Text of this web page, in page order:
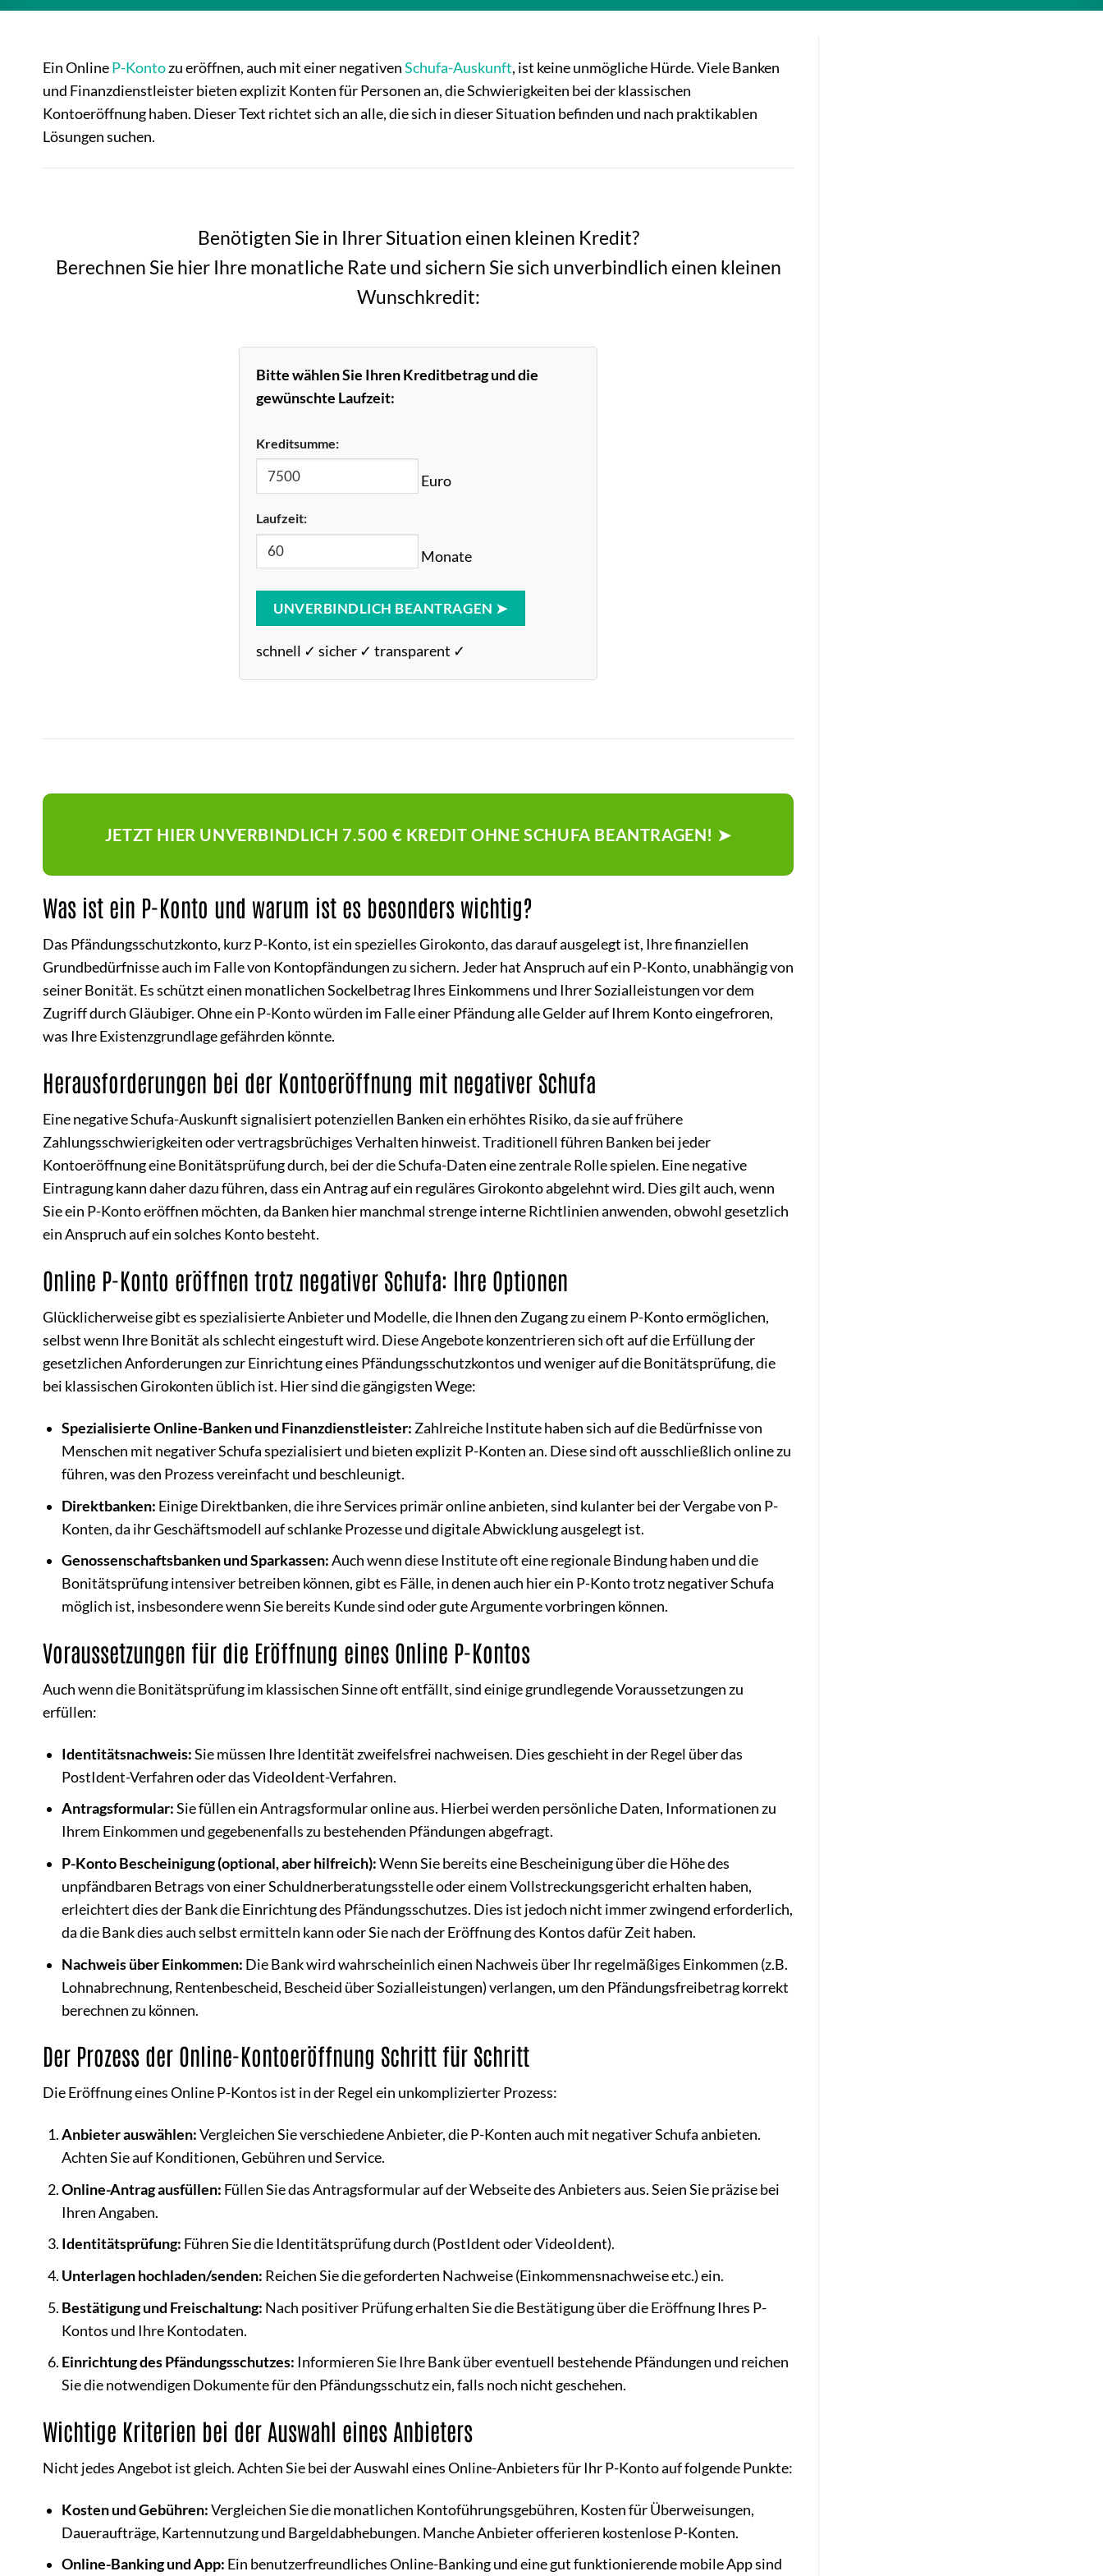
Ein OnlineP-Kontozu eröffnen, auch mit einer negativenSchufa-Auskunft, ist keine unmögliche Hürde. Viele Banken
und Finanzdienstleister bieten explizit Konten für Personen an, die Schwierigkeiten bei der klassischen
Kontoeröffnung haben. Dieser Text richtet sich an alle, die sich in dieser Situation befinden und nach praktikablen
Lösungen suchen.
Benötigten Sie in Ihrer Situation einen kleinen Kredit?
Berechnen Sie hier Ihre monatliche Rate und sichern Sie sich unverbindlich einen kleinen
Wunschkredit:
Bitte wählen Sie Ihren Kreditbetrag und die
gewünschte Laufzeit:
Kreditsumme:
Euro
Laufzeit:
Monate
UNVERBINDLICH BEANTRAGEN ➤
schnell ✓ sicher ✓ transparent ✓
JETZT HIER UNVERBINDLICH 7.500 € KREDIT OHNE SCHUFA BEANTRAGEN! ➤
Was ist ein P-Konto und warum ist es besonders wichtig?
Das Pfändungsschutzkonto, kurz P-Konto, ist ein spezielles Girokonto, das darauf ausgelegt ist, Ihre finanziellen
Grundbedürfnisse auch im Falle von Kontopfändungen zu sichern. Jeder hat Anspruch auf ein P-Konto, unabhängig von
seiner Bonität. Es schützt einen monatlichen Sockelbetrag Ihres Einkommens und Ihrer Sozialleistungen vor dem
Zugriff durch Gläubiger. Ohne ein P-Konto würden im Falle einer Pfändung alle Gelder auf Ihrem Konto eingefroren,
was Ihre Existenzgrundlage gefährden könnte.
Herausforderungen bei der Kontoeröffnung mit negativer Schufa
Eine negative Schufa-Auskunft signalisiert potenziellen Banken ein erhöhtes Risiko, da sie auf frühere
Zahlungsschwierigkeiten oder vertragsbrüchiges Verhalten hinweist. Traditionell führen Banken bei jeder
Kontoeröffnung eine Bonitätsprüfung durch, bei der die Schufa-Daten eine zentrale Rolle spielen. Eine negative
Eintragung kann daher dazu führen, dass ein Antrag auf ein reguläres Girokonto abgelehnt wird. Dies gilt auch, wenn
Sie ein P-Konto eröffnen möchten, da Banken hier manchmal strenge interne Richtlinien anwenden, obwohl gesetzlich
ein Anspruch auf ein solches Konto besteht.
Online P-Konto eröffnen trotz negativer Schufa: Ihre Optionen
Glücklicherweise gibt es spezialisierte Anbieter und Modelle, die Ihnen den Zugang zu einem P-Konto ermöglichen,
selbst wenn Ihre Bonität als schlecht eingestuft wird. Diese Angebote konzentrieren sich oft auf die Erfüllung der
gesetzlichen Anforderungen zur Einrichtung eines Pfändungsschutzkontos und weniger auf die Bonitätsprüfung, die
bei klassischen Girokonten üblich ist. Hier sind die gängigsten Wege:
Spezialisierte Online-Banken und Finanzdienstleister: Zahlreiche Institute haben sich auf die Bedürfnisse von
Menschen mit negativer Schufa spezialisiert und bieten explizit P-Konten an. Diese sind oft ausschließlich online zu
führen, was den Prozess vereinfacht und beschleunigt.
Direktbanken: Einige Direktbanken, die ihre Services primär online anbieten, sind kulanter bei der Vergabe von P-
Konten, da ihr Geschäftsmodell auf schlanke Prozesse und digitale Abwicklung ausgelegt ist.
Genossenschaftsbanken und Sparkassen:Auch wenn diese Institute oft eine regionale Bindung haben und die
Bonitätsprüfung intensiver betreiben können, gibt es Fälle, in denen auch hier ein P-Konto trotz negativer Schufa
möglich ist, insbesondere wenn Sie bereits Kunde sind oder gute Argumente vorbringen können.
Voraussetzungen für die Eröffnung eines Online P-Kontos
Auch wenn die Bonitätsprüfung im klassischen Sinne oft entfällt, sind einige grundlegende Voraussetzungen zu
erfüllen:
Identitätsnachweis:Sie müssen Ihre Identität zweifelsfrei nachweisen. Dies geschieht in der Regel über das
PostIdent-Verfahren oder das VideoIdent-Verfahren.
Antragsformular:Sie füllen ein Antragsformular online aus. Hierbei werden persönliche Daten, Informationen zu
Ihrem Einkommen und gegebenenfalls zu bestehenden Pfändungen abgefragt.
P-Konto Bescheinigung (optional, aber hilfreich):Wenn Sie bereits eine Bescheinigung über die Höhe des
unpfändbaren Betrags von einer Schuldnerberatungsstelle oder einem Vollstreckungsgericht erhalten haben,
erleichtert dies der Bank die Einrichtung des Pfändungsschutzes. Dies ist jedoch nicht immer zwingend erforderlich,
da die Bank dies auch selbst ermitteln kann oder Sie nach der Eröffnung des Kontos dafür Zeit haben.
Nachweis über Einkommen: Die Bank wird wahrscheinlich einen Nachweis über Ihr regelmäßiges Einkommen (z.B.
Lohnabrechnung, Rentenbescheid, Bescheid über Sozialleistungen) verlangen, um den Pfändungsfreibetrag korrekt
berechnen zu können.
Der Prozess der Online-Kontoeröffnung Schritt für Schritt
Die Eröffnung eines Online P-Kontos ist in der Regel ein unkomplizierter Prozess:
Anbieter auswählen:Vergleichen Sie verschiedene Anbieter, die P-Konten auch mit negativer Schufa anbieten.
Achten Sie auf Konditionen, Gebühren und Service.
Online-Antrag ausfüllen: Füllen Sie das Antragsformular auf der Webseite des Anbieters aus. Seien Sie präzise bei
Ihren Angaben.
Identitätsprüfung: Führen Sie die Identitätsprüfung durch (PostIdent oder VideoIdent).
Unterlagen hochladen/senden: Reichen Sie die geforderten Nachweise (Einkommensnachweise etc.) ein.
Bestätigung und Freischaltung: Nach positiver Prüfung erhalten Sie die Bestätigung über die Eröffnung Ihres P-
Kontos und Ihre Kontodaten.
Einrichtung des Pfändungsschutzes: Informieren Sie Ihre Bank über eventuell bestehende Pfändungen und reichen
Sie die notwendigen Dokumente für den Pfändungsschutz ein, falls noch nicht geschehen.
Wichtige Kriterien bei der Auswahl eines Anbieters
Nicht jedes Angebot ist gleich. Achten Sie bei der Auswahl eines Online-Anbieters für Ihr P-Konto auf folgende Punkte:
Kosten und Gebühren:Vergleichen Sie die monatlichen Kontoführungsgebühren, Kosten für Überweisungen,
Daueraufträge, Kartennutzung und Bargeldabhebungen. Manche Anbieter offerieren kostenlose P-Konten.
Online-Banking und App: Ein benutzerfreundliches Online-Banking und eine gut funktionierende mobile App sind